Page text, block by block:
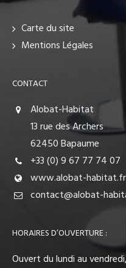
Carte du site
Mentions Légales
CONTACT
Alobat-Habitat
13 rue des Archers
62450 Bapaume
+33 (0) 9 67 77 74 07
www.alobat-habitat.fr
contact@alobat-
HORAIRES D’OUVERTURE :
Ouvert du lundi au